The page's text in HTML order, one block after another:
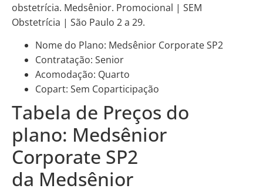
obstetrícia. Medsênior. Promocional | SEM
Obstetrícia | São Paulo 2 a 29.
Nome do Plano: Medsênior Corporate SP2
Contratação: Senior
Acomodação: Quarto
Copart: Sem Coparticipação
Tabela de Preços do
plano: Medsênior
Corporate SP2
da Medsênior